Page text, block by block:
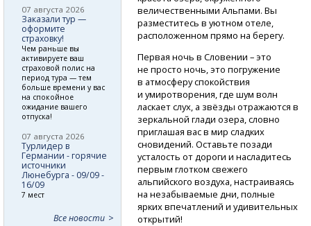
величественными Альпами. Вы
разместитесь в уютном отеле,
расположенном прямо на берегу.
Первая ночь в Словении – это
не просто ночь, это погружение
в атмосферу спокойствия
и умиротворения, где шум волн
ласкает слух, а звёзды отражаются в
зеркальной глади озера, словно
приглашая вас в мир сладких
сновидений. Оставьте позади
усталость от дороги и насладитесь
первым глотком свежего
альпийского воздуха, настраиваясь
на незабываемые дни, полные
ярких впечатлений и удивительных
открытий!
07 августа 2026
Заказали тур —
оформите
страховку!
Чем раньше вы
активируете ваш
страховой полис на
период тура — тем
больше времени у вас
на спокойное
ожидание вашего
отпуска!
07 августа 2026
Турлидер в
Германии - горячие
источники
Люнебурга - 09/09 -
16/09
7 мест
Все новости